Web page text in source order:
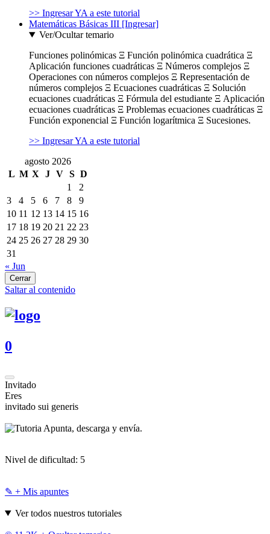
>> Ingresar YA a este tutorial
Matemáticas Básicas III [Ingresar]
Ver/Ocultar temario
Funciones polinómicas Ξ Función polinómica cuadrática Ξ
Aplicación funciones cuadráticas Ξ Números complejos Ξ
Operaciones con números complejos Ξ Representación de
números complejos Ξ Ecuaciones cuadráticas Ξ Solución
ecuaciones cuadráticas Ξ Fórmula del estudiante Ξ Aplicación
ecuaciones cuadráticas Ξ Problemas ecuaciones cuadráticas Ξ
Función exponencial Ξ Función logarítmica Ξ Sucesiones.
>> Ingresar YA a este tutorial
agosto 2026
L M X J V S D
1
2
3
4 5 6 7 8
9
10 11 12 13 14 15 16
17 18 19 20 21 22 23
24 25 26 27 28 29 30
31
« Jun
Cerrar
Saltar al contenido
0
Invitado
Eres
invitado sui generis
Apunta, descarga y envía.
Nivel de dificultad: 5
✎ + Mis apuntes
Ver todos nuestros tutoriales